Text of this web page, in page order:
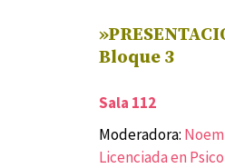
Bloque 3
Sala 112
Moderadora:
Licenciada en